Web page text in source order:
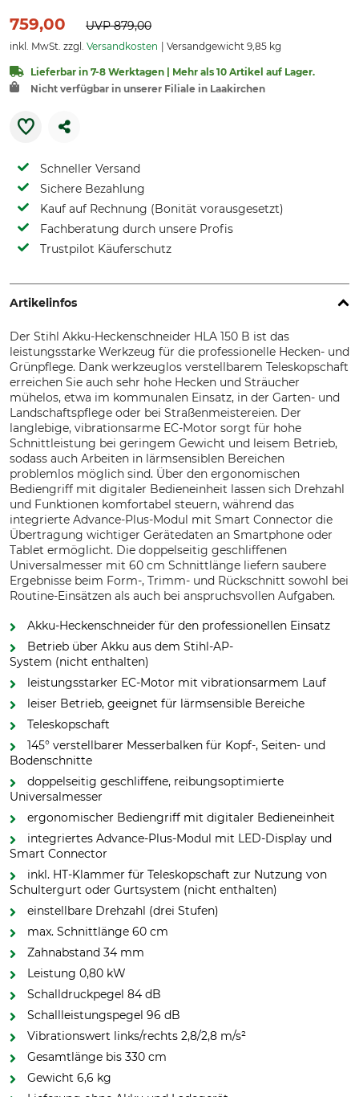
759,00 UVP879,00
inkl. MwSt. zzgl. Versandkosten Versandgewicht 9,85 kg
Lieferbar in 7-8 Werktagen | Mehr als 10 Artikel auf Lager.
Nicht verfügbar in unserer Filiale in Laakirchen
Schneller Versand
Sichere Bezahlung
Kauf auf Rechnung (Bonität vorausgesetzt)
Fachberatung durch unsere Profis
Trustpilot Käuferschutz
Artikelinfos
Der Stihl Akku-Heckenschneider HLA 150 B ist das
leistungsstarke Werkzeug für die professionelle Hecken- und
Grünpflege. Dank werkzeuglos verstellbarem Teleskopschaft
erreichen Sie auch sehr hohe Hecken und Sträucher
mühelos, etwa im kommunalen Einsatz, in der Garten- und
Landschaftspflege oder bei Straßenmeistereien. Der
langlebige, vibrationsarme EC-Motor sorgt für hohe
Schnittleistung bei geringem Gewicht und leisem Betrieb,
sodass auch Arbeiten in lärmsensiblen Bereichen
problemlos möglich sind. Über den ergonomischen
Bediengriff mit digitaler Bedieneinheit lassen sich Drehzahl
und Funktionen komfortabel steuern, während das
integrierte Advance-Plus-Modul mit Smart Connector die
Übertragung wichtiger Gerätedaten an Smartphone oder
Tablet ermöglicht. Die doppelseitig geschliffenen
Universalmesser mit 60 cm Schnittlänge liefern saubere
Ergebnisse beim Form-, Trimm- und Rückschnitt sowohl bei
Routine-Einsätzen als auch bei anspruchsvollen Aufgaben.
Akku-Heckenschneider für den professionellen Einsatz
Betrieb über Akku aus dem Stihl-AP-
System (nicht enthalten)
leistungsstarker EC-Motor mit vibrationsarmem Lauf
leiser Betrieb, geeignet für lärmsensible Bereiche
Teleskopschaft
145° verstellbarer Messerbalken für Kopf-, Seiten- und
Bodenschnitte
doppelseitig geschliffene, reibungsoptimierte
Universalmesser
ergonomischer Bediengriff mit digitaler Bedieneinheit
integriertes Advance-Plus-Modul mit LED-Display und
Smart Connector
inkl. HT-Klammer für Teleskopschaft zur Nutzung von
Schultergurt oder Gurtsystem (nicht enthalten)
einstellbare Drehzahl (drei Stufen)
max. Schnittlänge 60 cm
Zahnabstand 34 mm
Leistung 0,80 kW
Schalldruckpegel 84 dB
Schallleistungspegel 96 dB
Vibrationswert links/rechts 2,8/2,8 m/s²
Gesamtlänge bis 330 cm
Gewicht 6,6 kg